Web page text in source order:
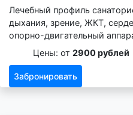
Лечебный профиль
дыхания, зрение, ЖКТ,
опорно-двигательный
Цены: от 2900 рублей
Забронировать